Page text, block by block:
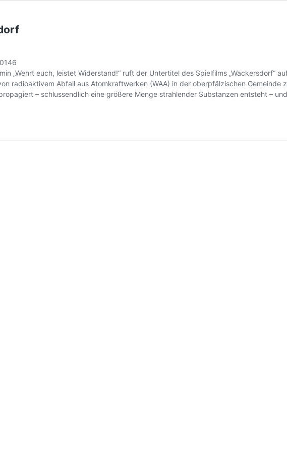
„Wehrt euch, leistet Widerstand!“ ruft der Untertitel des Spielfilms
radioaktivem Abfall aus Atomkraftwerken (WAA) in der oberpfälzischen
– schlussendlich eine größere Menge strahlender Substanzen entsteht –